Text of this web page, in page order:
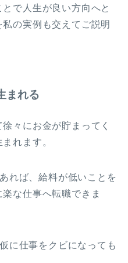
で人生が良い方向へと
の実例も交えてご説明
まれる
々にお金が貯まってく
れます。
れば、給料が低いことを
な仕事へ転職できま
に仕事をクビになっても